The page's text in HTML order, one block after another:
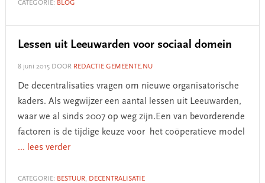
CATEGORIE: BLOG
Lessen uit Leeuwarden voor sociaal domein
8 juni 2015DOOR REDACTIE GEMEENTE.NU
De decentralisaties vragen om nieuwe organisatorische
kaders. Als wegwijzer een aantal lessen uit Leeuwarden,
waar we al sinds 2007 op weg zijn.Een van bevorderende
factoren is de tijdige keuze voor het coöperatieve model
... lees verder
CATEGORIE: BESTUUR, DECENTRALISATIE